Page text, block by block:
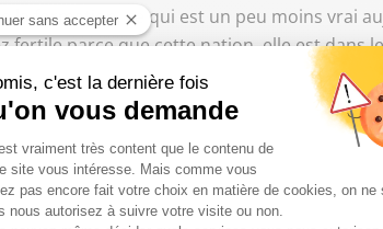
la formation, ce qui est un peu moins vrai
fertile parce que cette nation, elle est dans
en 3600 clubs.
et cette règle va le servir.
qu'effectivement, jusque-là, vous